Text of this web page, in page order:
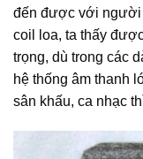
đến được với người
coil loa, ta thấy
trọng, dù trong các
hệ thống âm thanh
sân khấu, ca nhạc